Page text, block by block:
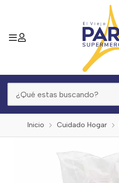
Inicio Cuidado Hogar